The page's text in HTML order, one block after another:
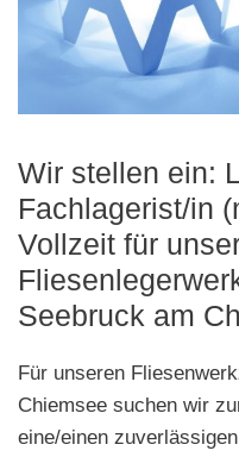
Wir stellen ein:
Fachlagerist/in
Vollzeit für
Seebruck am
Für unseren
Chiemsee suchen wir
eine/einen